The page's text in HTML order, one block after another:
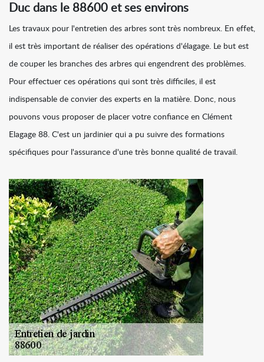
Duc dans le 88600 et ses environs
Les travaux pour l'entretien des arbres sont très nombreux. En effet,
il est très important de réaliser des opérations d'élagage. Le but est
de couper les branches des arbres qui engendrent des problèmes.
Pour effectuer ces opérations qui sont très difficiles, il est
indispensable de convier des experts en la matière. Donc, nous
pouvons vous proposer de placer votre confiance en Clément
Elagage 88. C'est un jardinier qui a pu suivre des formations
spécifiques pour l'assurance d'une très bonne qualité de travail.